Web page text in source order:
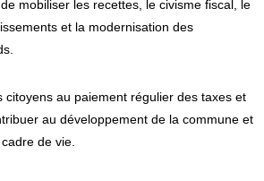
mobiliser les recettes, le civisme fiscal, le
et la modernisation des
citoyens au paiement régulier des taxes et
au développement de la commune et
de vie.